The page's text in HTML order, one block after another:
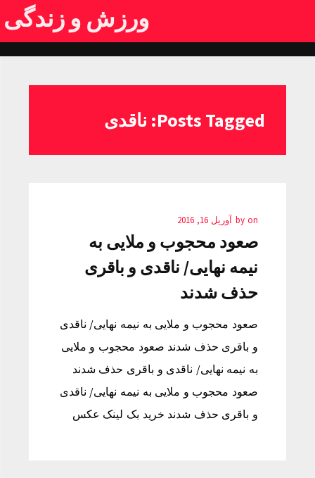
ورزش و زندگی
Posts Tagged: ناقدی
by on آوریل 16, 2016
صعود محجوب و ملایی به
نیمه نهایی/ ناقدی و باقری
حذف شدند
صعود محجوب و ملایی به نیمه نهایی/ ناقدی
و باقری حذف شدند صعود محجوب و ملایی
به نیمه نهایی/ ناقدی و باقری حذف شدند
صعود محجوب و ملایی به نیمه نهایی/ ناقدی
و باقری حذف شدند خرید بک لینک عکس